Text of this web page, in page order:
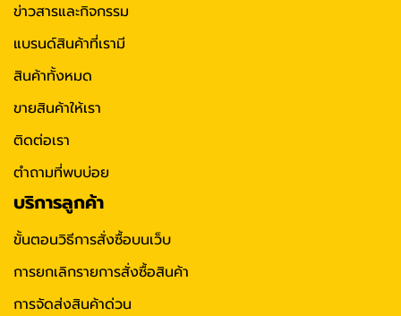
ข่าวสารและกิจกรรม
แบรนด์สินค้าที่เรามี
สินค้าทั้งหมด
ขายสินค้าให้เรา
ติดต่อเรา
ตำถามที่พบบ่อย
บริการลูกค้า
ขั้นตอนวิธีการสั่งซื้อบนเว็บ
การยกเลิกรายการสั่งซื้อสินค้า
การจัดส่งสินค้าด่วน